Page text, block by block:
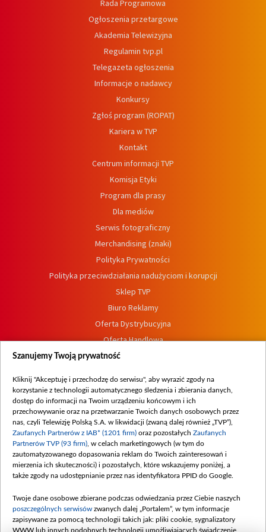
Rada Programowa
Ogłoszenia przetargowe
Akademia Telewizyjna
Regulamin tvp.pl
Telegazeta ogłoszenia
Informacje o nadawcy
Konkursy
Zgłoś program (ROPAT)
Kariera w TVP
Kontakt
Centrum informacji TVP
Komisja Etyki
Program dla prasy
Dla mediów
Serwis fotograficzny
Merchandising (znaki)
Polityka Prywatności
Polityka przeciwdziałania nadużyciom i korupcji
Sklep TVP
Biuro Reklamy
Oferta Dystrybucyjna
Oferta Handlowa
Dostępność
Procedura zgłoszeń wewnętrznych
Szanujemy Twoją prywatność
Kliknij "Akceptuję i przechodzę do serwisu", aby wyrazić zgody na
korzystanie z technologii automatycznego śledzenia i zbierania danych,
dostęp do informacji na Twoim urządzeniu końcowym i ich
przechowywanie oraz na przetwarzanie Twoich danych osobowych przez
nas, czyli Telewizję Polską S.A. w likwidacji (zwaną dalej również „TVP”),
Zaufanych Partnerów z IAB* (1201 firm) oraz pozostałych Zaufanych
Partnerów TVP (93 firm) , w celach marketingowych (w tym do
zautomatyzowanego dopasowania reklam do Twoich zainteresowań i
mierzenia ich skuteczności) i pozostałych, które wskazujemy poniżej, a
także zgody na udostępnianie przez nas identyfikatora PPID do Google.
Twoje dane osobowe zbierane podczas odwiedzania przez Ciebie naszych
poszczególnych serwisów zwanych dalej „Portalem”, w tym informacje
zapisywane za pomocą technologii takich jak: pliki cookie, sygnalizatory
WWW lub innych podobnych technologii umożliwiających świadczenie